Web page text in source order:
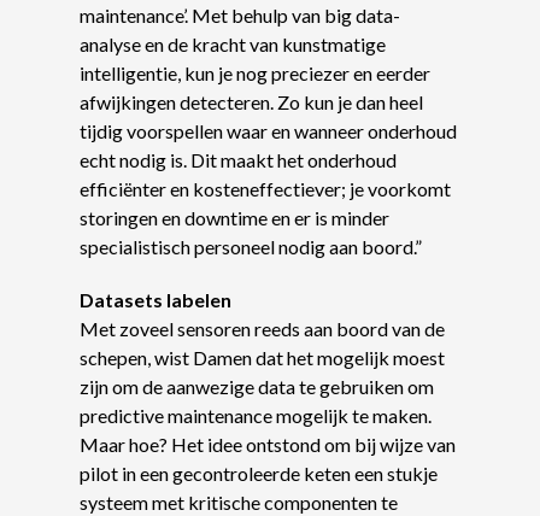
maintenance’. Met behulp van big data-
analyse en de kracht van kunstmatige
intelligentie, kun je nog preciezer en eerder
afwijkingen detecteren. Zo kun je dan heel
tijdig voorspellen waar en wanneer onderhoud
echt nodig is. Dit maakt het onderhoud
efficiënter en kosteneffectiever; je voorkomt
storingen en downtime en er is minder
specialistisch personeel nodig aan boord.”
Datasets labelen
Met zoveel sensoren reeds aan boord van de
schepen, wist Damen dat het mogelijk moest
zijn om de aanwezige data te gebruiken om
predictive maintenance mogelijk te maken.
Maar hoe? Het idee ontstond om bij wijze van
pilot in een gecontroleerde keten een stukje
systeem met kritische componenten te